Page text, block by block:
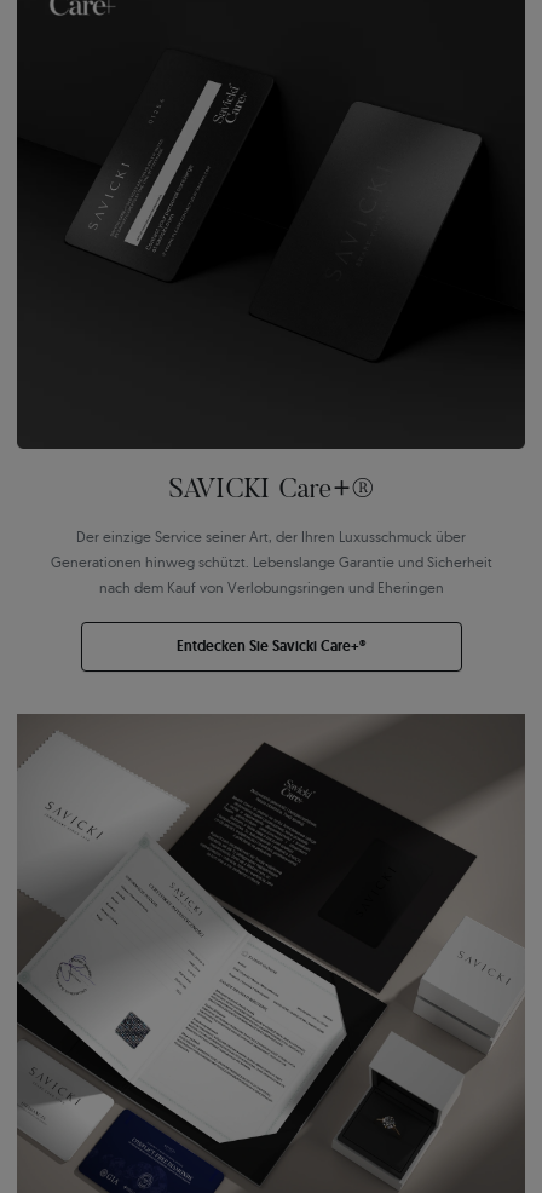
SAVICKI Care+®
Der einzige Service seiner Art, der Ihren Luxusschmuck über
Generationen hinweg schützt. Lebenslange Garantie und Sicherheit
nach dem Kauf von Verlobungsringen und Eheringen
Entdecken Sie Savicki Care+®